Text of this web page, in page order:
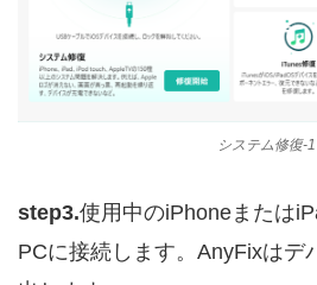
システム修復-1
step3.使用中のiPhoneまたは
PCに接続します。AnyFixはデ